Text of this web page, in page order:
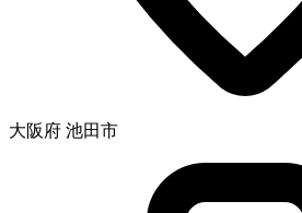
大阪府 池田市